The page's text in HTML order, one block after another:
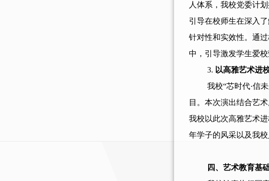
人体系， 我校党委计
引导在校师生在深入
针对性和实效性。通
中，引导激发学生爱
3. 以高雅艺术进
我校“芯时代·信
目。本次演出结合艺
我校 以此次高雅艺术
年学子的风采以及我
四、艺术教育基